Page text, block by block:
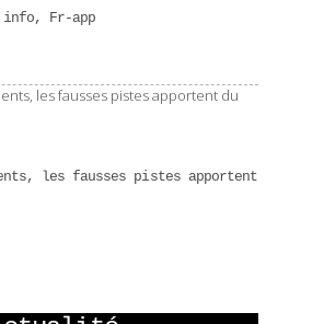
info, Fr-app
les fausses pistes apportent